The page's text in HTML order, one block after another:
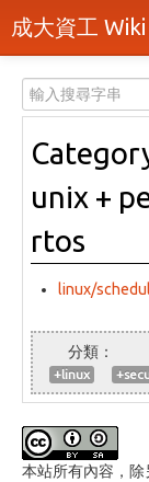
成大資工 Wiki
分類
隨機頁面
最近活動
上傳檔案
登入 / 註冊帳號
unix +
rtos
linux/
+linux
本站所有內容，除